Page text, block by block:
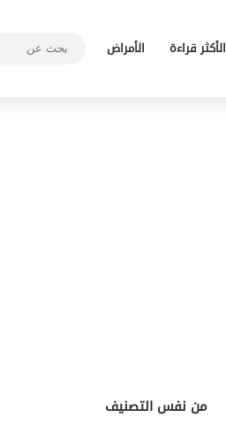
الأكثر قراءة الأمراض
من نفس التصنيف